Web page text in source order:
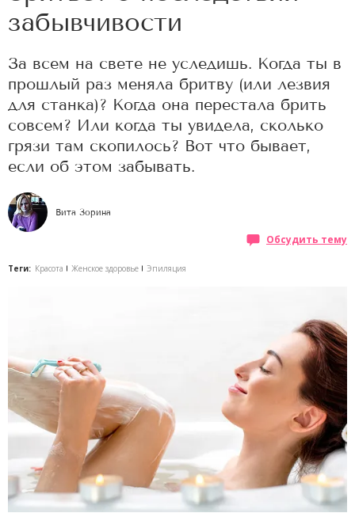
забывчивости
За всем на свете не уследишь. Когда ты в
прошлый раз меняла бритву (или лезвия
для станка)? Когда она перестала брить
совсем? Или когда ты увидела, сколько
грязи там скопилось? Вот что бывает,
если об этом забывать.
Вита Зорина
Обсудить тему
Теги: Красота Женское здоровье Эпиляция